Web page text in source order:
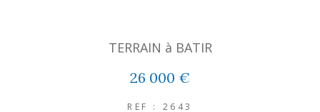
TERRAIN à BATIR
26 000 €
REF : 2643